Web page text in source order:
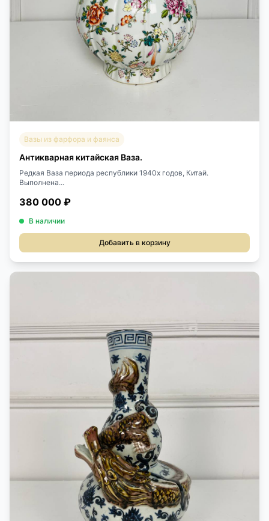
Вазы из фарфора и фаянса
Антикварная китайская Ваза.
Редкая Ваза периода республики 1940х годов, Китай.
Выполнена...
380 000 ₽
В наличии
Добавить в корзину